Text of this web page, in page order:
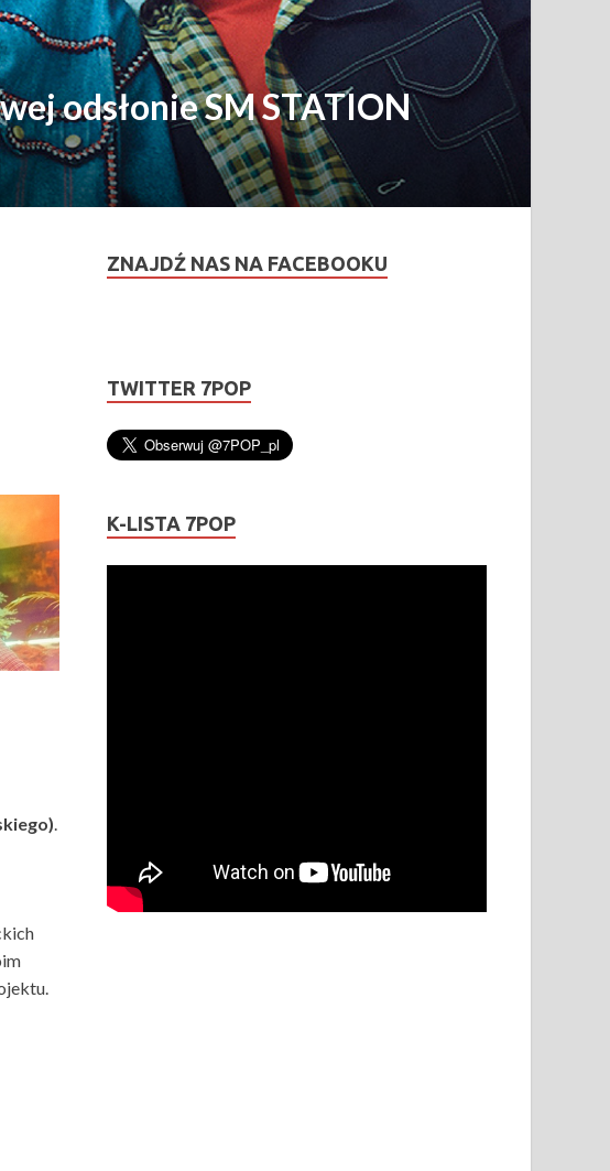
odsłonie SM STATION
.
ZNAJDŹ NAS NA FACEBOOKU
TWITTER 7POP
K-LISTA 7POP